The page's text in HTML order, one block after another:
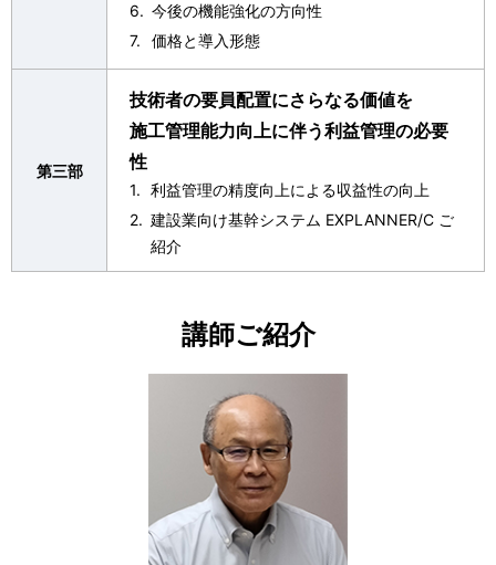
今後の機能強化の方向性
価格と導入形態
第三部
技術者の要員配置にさらなる価値を
施工管理能力向上に伴う利益管理の必要
性
利益管理の精度向上による収益性の向上
建設業向け基幹システム EXPLANNER/C ご
紹介
講師ご紹介